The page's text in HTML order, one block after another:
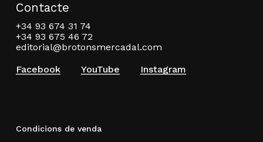
Contacte
+34 93 674 31 74
+34 93 675 46 72
editorial@brotonsmercadal.com
Facebook
YouTube Instagram
Condicions de venda